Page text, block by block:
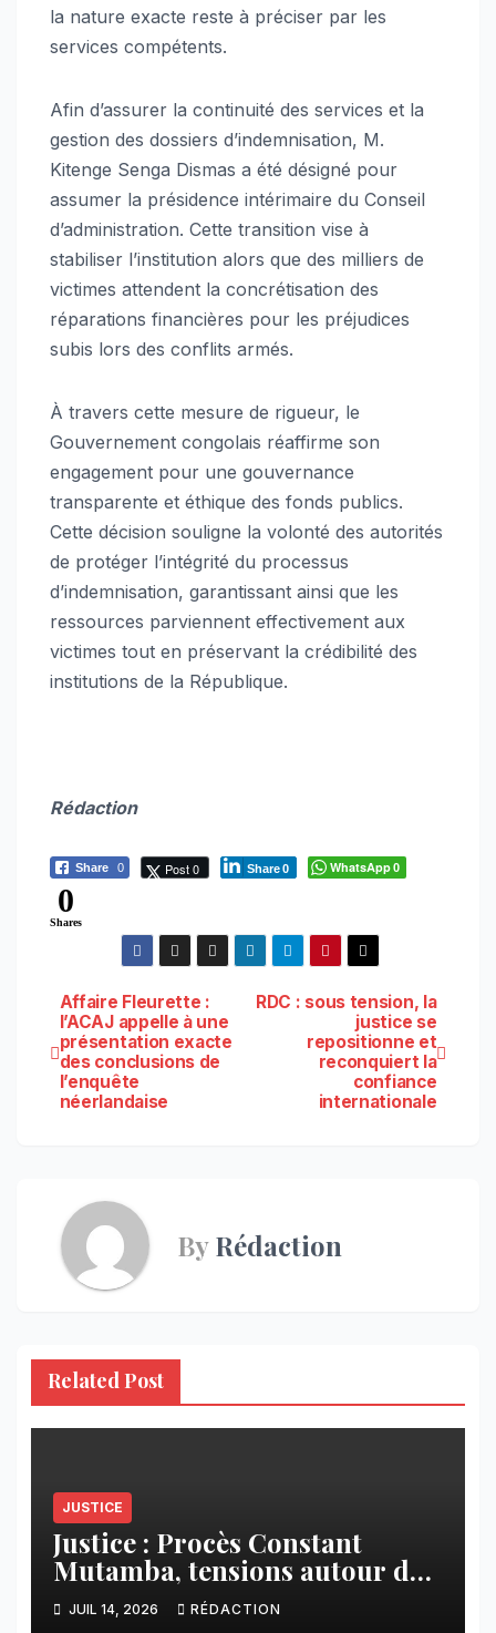
la nature exacte reste à préciser par les
services compétents.
Afin d’assurer la continuité des services et la
gestion des dossiers d’indemnisation, M.
Kitenge Senga Dismas a été désigné pour
assumer la présidence intérimaire du Conseil
d’administration. Cette transition vise à
stabiliser l’institution alors que des milliers de
victimes attendent la concrétisation des
réparations financières pour les préjudices
subis lors des conflits armés.
À travers cette mesure de rigueur, le
Gouvernement congolais réaffirme son
engagement pour une gouvernance
transparente et éthique des fonds publics.
Cette décision souligne la volonté des autorités
de protéger l’intégrité du processus
d’indemnisation, garantissant ainsi que les
ressources parviennent effectivement aux
victimes tout en préservant la crédibilité des
institutions de la République.
Rédaction
Share 0 Post 0 Share0 WhatsApp0
0
Shares
Navigation
de
l’article
RDC : sous tension, la
justice se
repositionne et
reconquiert la
confiance
internationale
Affaire Fleurette :
l’ACAJ appelle à une
présentation exacte
des conclusions de
l’enquête
néerlandaise
ByRédaction
Related Post
JUSTICE
Justice : Procès Constant
Mutamba, tensions autour de
la procédure et renvoi au 27
juillet
JUIL 14, 2026 RÉDACTION